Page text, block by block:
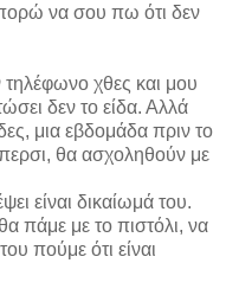
να σου πω ότι δεν
χθες και μου
δεν το είδα. Αλλά
μια εβδομάδα πριν το
θα ασχοληθούν με
είναι δικαίωμά του.
πάμε με το πιστόλι, να
πούμε ότι είναι